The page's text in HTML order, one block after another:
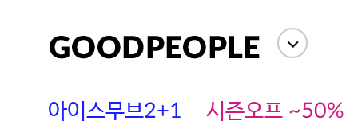
아이스무브2+1 시즌오프 ~50%